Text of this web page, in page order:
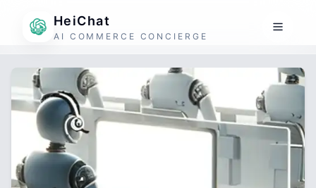
HeiChat
AI COMMERCE CONCIERGE